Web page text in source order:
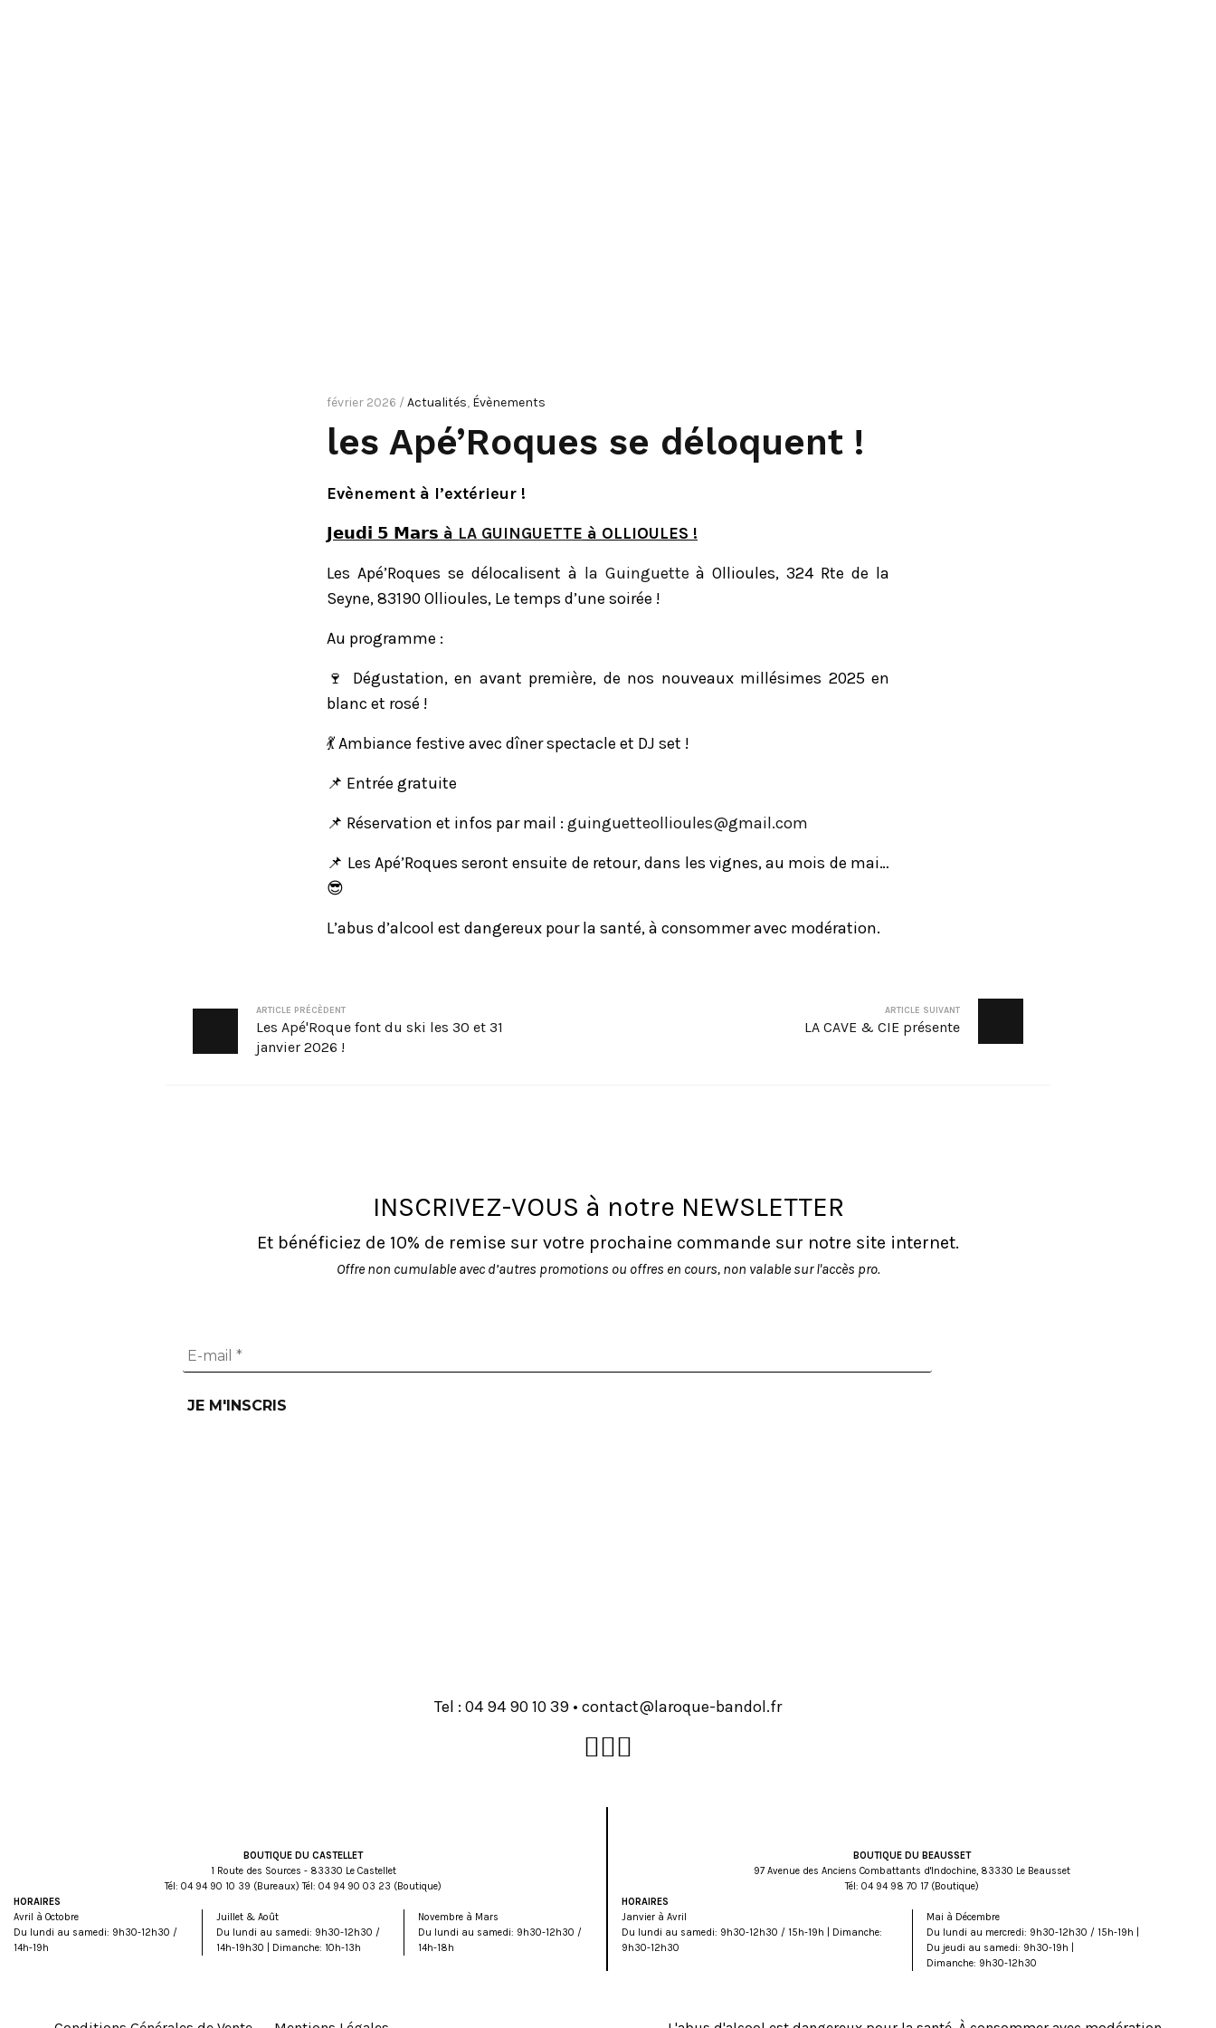
février 2026 / Actualités, Évènements
les Apé’Roques se déloquent !
Evènement à l’extérieur !
𝗝𝗲𝘂𝗱𝗶 𝟱 𝗠𝗮𝗿𝘀 à LA GUINGUETTE à OLLIOULES !
Les Apé’Roques se délocalisent à la Guinguette à Ollioules, 324 Rte de la
Seyne, 83190 Ollioules, Le temps d’une soirée !
Au programme :
🍷 Dégustation, en avant première, de nos nouveaux millésimes 2025 en
blanc et rosé !
💃 Ambiance festive avec dîner spectacle et DJ set !
📌 Entrée gratuite
📌 Réservation et infos par mail : moc.liamg@seluoilloetteugniug
📌 Les Apé’Roques seront ensuite de retour, dans les vignes, au mois de mai…
😎
L’abus d’alcool est dangereux pour la santé, à consommer avec modération.
ARTICLE PRÉCÈDENT
Les Apé'Roque font du ski les 30 et 31
janvier 2026 !
ARTICLE SUIVANT
LA CAVE & CIE présente
INSCRIVEZ-VOUS à notre NEWSLETTER
Et bénéficiez de 10% de remise sur votre prochaine commande sur notre site internet.
Offre non cumulable avec d’autres promotions ou offres en cours, non valable sur l'accès pro.
Tel : rf.lodnab-euqoral@tcatnoc
•
93 01 09 49 40
BOUTIQUE DU CASTELLET
1 Route des Sources - 83330 Le Castellet
Tél: 93 01 09 49 40 (Bureaux) Tél: 32 30 09 49 40 (Boutique)
HORAIRES
Avril à Octobre
Du lundi au samedi: 9h30-12h30 /
14h-19h
Juillet & Août
Du lundi au samedi: 9h30-12h30 /
14h-19h30 | Dimanche: 10h-13h
Novembre à Mars
Du lundi au samedi: 9h30-12h30 /
14h-18h
BOUTIQUE DU BEAUSSET
97 Avenue des Anciens Combattants d'Indochine, 83330 Le Beausset
Tél: 71 07 89 49 40 (Boutique)
HORAIRES
Janvier à Avril
Du lundi au samedi: 9h30-12h30 / 15h-19h | Dimanche:
9h30-12h30
Mai à Décembre
Du lundi au mercredi: 9h30-12h30 / 15h-19h |
Du jeudi au samedi: 9h30-19h |
Dimanche: 9h30-12h30